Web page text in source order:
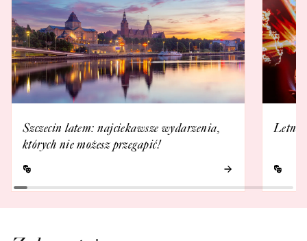
Szczecin latem: najciekawsze wydarzenia,
których nie możesz przegapić!
Letnia